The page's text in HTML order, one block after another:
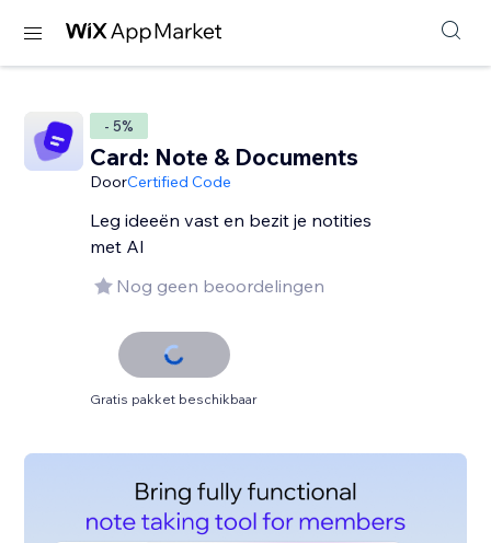
- 5%
Card: Note & Documents
DoorCertified Code
Leg ideeën vast en bezit je notities
met AI
Nog geen beoordelingen
Gratis pakket beschikbaar